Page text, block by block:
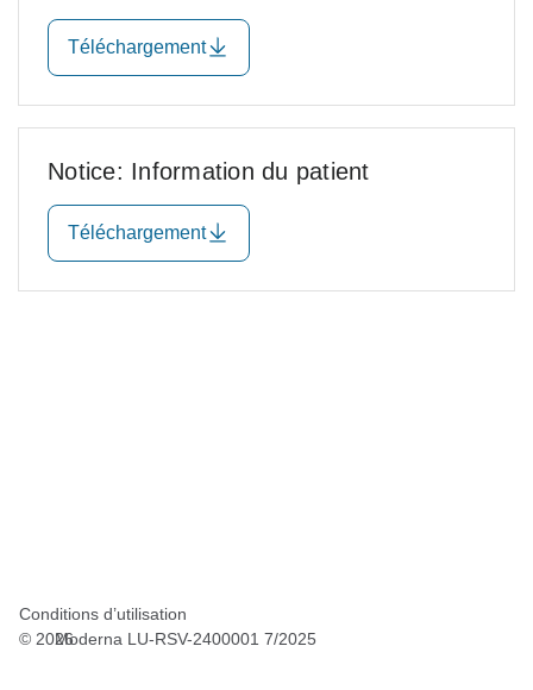
Téléchargement
Notice: Information du patient
Téléchargement
Conditions d’utilisation
© 2026Moderna LU-RSV-2400001 7/2025